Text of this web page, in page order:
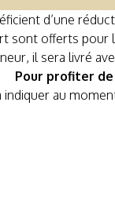
d’une
sont offerts pour
il sera livré
Pour profiter de
indiquer au